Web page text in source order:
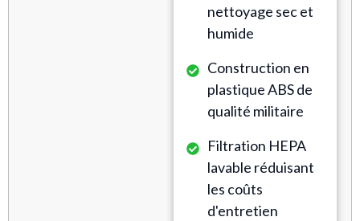
nettoyage sec et
humide
Construction en
plastique ABS de
qualité militaire
Filtration HEPA
lavable réduisant
les coûts
d'entretien